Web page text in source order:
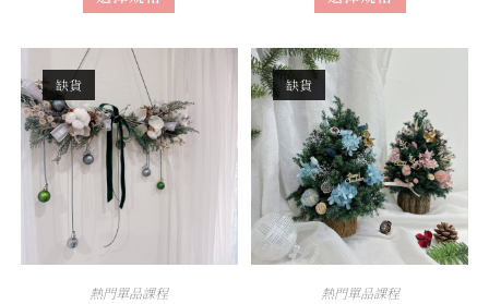
缺貨
熱門單品課程
缺貨
熱門單品課程